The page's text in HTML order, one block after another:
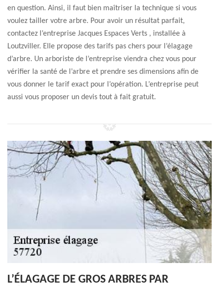
en question. Ainsi, il faut bien maîtriser la technique si vous
voulez tailler votre arbre. Pour avoir un résultat parfait,
contactez l’entreprise Jacques Espaces Verts , installée à
Loutzviller. Elle propose des tarifs pas chers pour l’élagage
d’arbre. Un arboriste de l’entreprise viendra chez vous pour
vérifier la santé de l’arbre et prendre ses dimensions afin de
vous donner le tarif exact pour l’opération. L’entreprise peut
aussi vous proposer un devis tout à fait gratuit.
L’ÉLAGAGE DE GROS ARBRES PAR